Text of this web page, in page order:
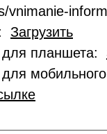
Загрузить
планшета: